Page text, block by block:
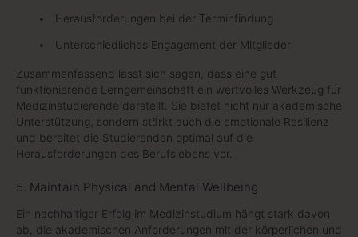
Herausforderungen bei der Terminfindung
Unterschiedliches Engagement der Mitglieder
Zusammenfassend lässt sich sagen, dass eine gut
funktionierende Lerngemeinschaft ein wertvolles Werkzeug für
Medizinstudierende darstellt. Sie bietet nicht nur akademische
Unterstützung, sondern stärkt auch die emotionale Resilienz
und bereitet die Studierenden optimal auf die
Herausforderungen des Berufslebens vor.
5. Maintain Physical and Mental Wellbeing
Ein nachhaltiger Erfolg im Medizinstudium hängt stark davon
ab, die akademischen Anforderungen mit der körperlichen und